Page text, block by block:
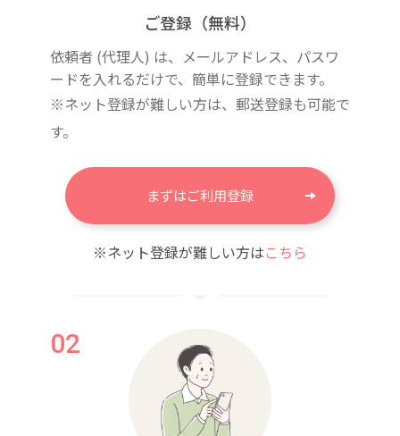
ご登録（無料）
依頼者 (代理人) は、メールアドレス、パスワ
ードを入れるだけで、簡単に登録できます。
※ネット登録が難しい方は、郵送登録も可能で
す。
まずはご利用登録
※ネット登録が難しい方はこちら